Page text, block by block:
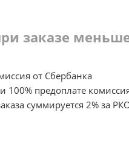
заказе
от Сбербанка
предоплате
суммируется 2% за